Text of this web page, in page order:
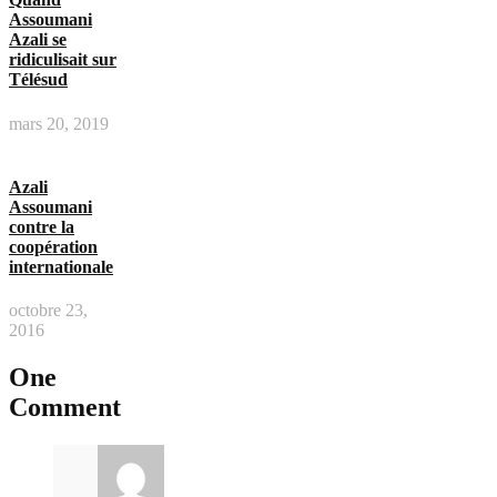
Assoumani
Azali se
ridiculisait sur
Télésud
mars 20, 2019
Azali
Assoumani
contre la
coopération
internationale
octobre 23,
2016
One
Comment